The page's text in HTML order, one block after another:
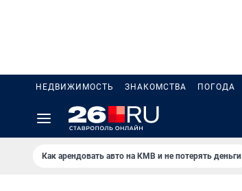
НЕДВИЖИМОСТЬ ЗНАКОМСТВА ПОГОДА
Как арендовать авто на КМВ и не потерять деньги